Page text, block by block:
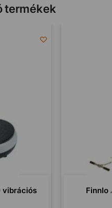
termékek
vibrációs
Finnlo